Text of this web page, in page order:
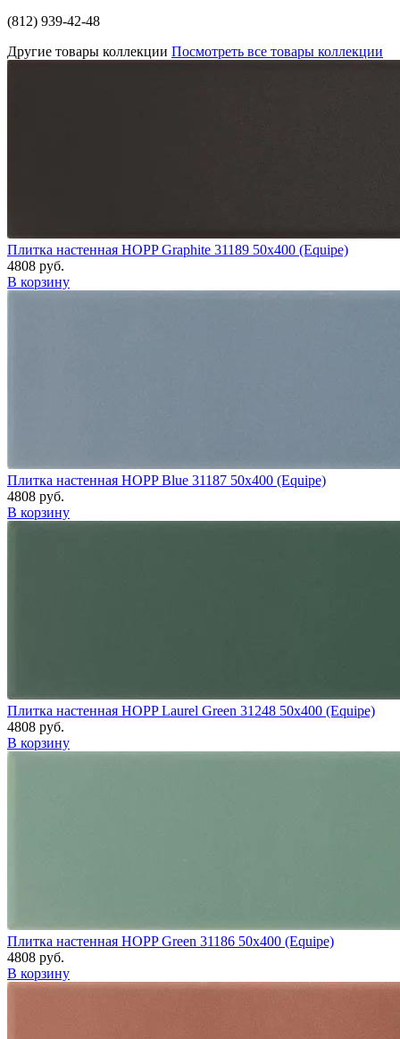
(812) 939-42-48
Другие товары коллекции Посмотреть все товары коллекции
Плитка настенная HOPP Graphite 31189 50x400 (Equipe)
4808 руб.
В корзину
Плитка настенная HOPP Blue 31187 50x400 (Equipe)
4808 руб.
В корзину
Плитка настенная HOPP Laurel Green 31248 50x400 (Equipe)
4808 руб.
В корзину
Плитка настенная HOPP Green 31186 50x400 (Equipe)
4808 руб.
В корзину